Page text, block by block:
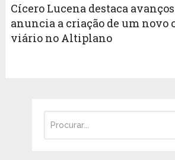
Cícero Lucena destaca
anuncia a criação de um novo
viário no Altiplano